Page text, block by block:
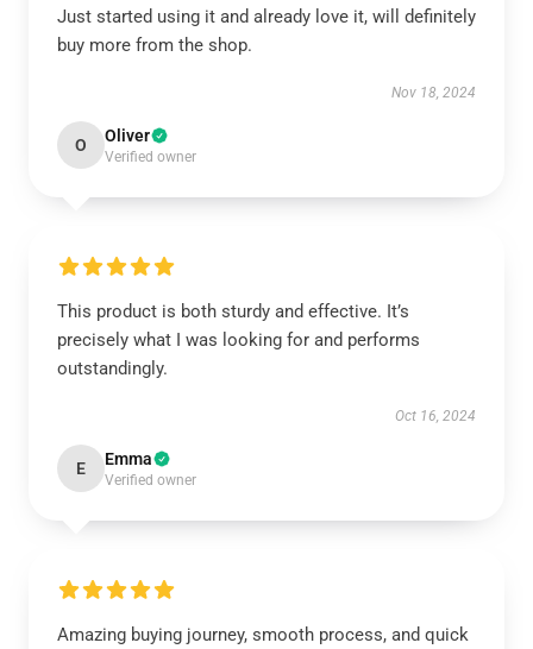
Just started using it and already love it, will definitely
buy more from the shop.
Nov 18, 2024
O Oliver
Verified owner
This product is both sturdy and effective. It’s
precisely what I was looking for and performs
outstandingly.
Oct 16, 2024
E Emma
Verified owner
Amazing buying journey, smooth process, and quick